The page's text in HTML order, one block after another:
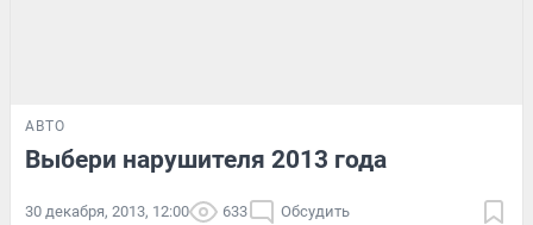
АВТО
Выбери нарушителя 2013 года
30 декабря, 2013, 12:00 633 Обсудить